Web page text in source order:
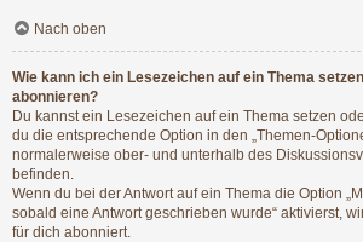
Nach oben
Wie kann ich ein Lesezeichen auf ein Thema
abonnieren?
Du kannst ein Lesezeichen auf ein Thema setzen
du die entsprechende Option in den „Themen-
normalerweise ober- und unterhalb des
befinden.
Wenn du bei der Antwort auf ein Thema die Option
sobald eine Antwort geschrieben wurde“ aktivierst,
für dich abonniert.